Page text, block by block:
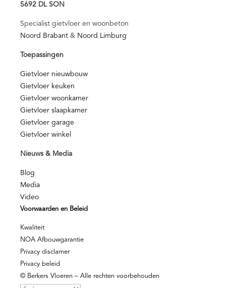
5692 DL SON
Specialist gietvloer en woonbeton
Noord Brabant & Noord Limburg
Toepassingen
Gietvloer nieuwbouw
Gietvloer keuken
Gietvloer woonkamer
Gietvloer slaapkamer
Gietvloer garage
Gietvloer winkel
Nieuws & Media
Blog
Media
Video
Voorwaarden en Beleid
Kwaliteit
NOA Afbouwgarantie
Privacy disclamer
Privacy beleid
© Berkers Vloeren – Alle rechten voorbehouden